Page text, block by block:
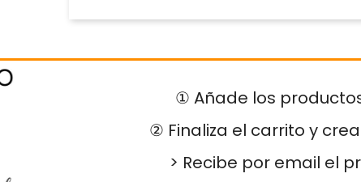
① Añade los
② Finaliza el carrito y
> Recibe por email el